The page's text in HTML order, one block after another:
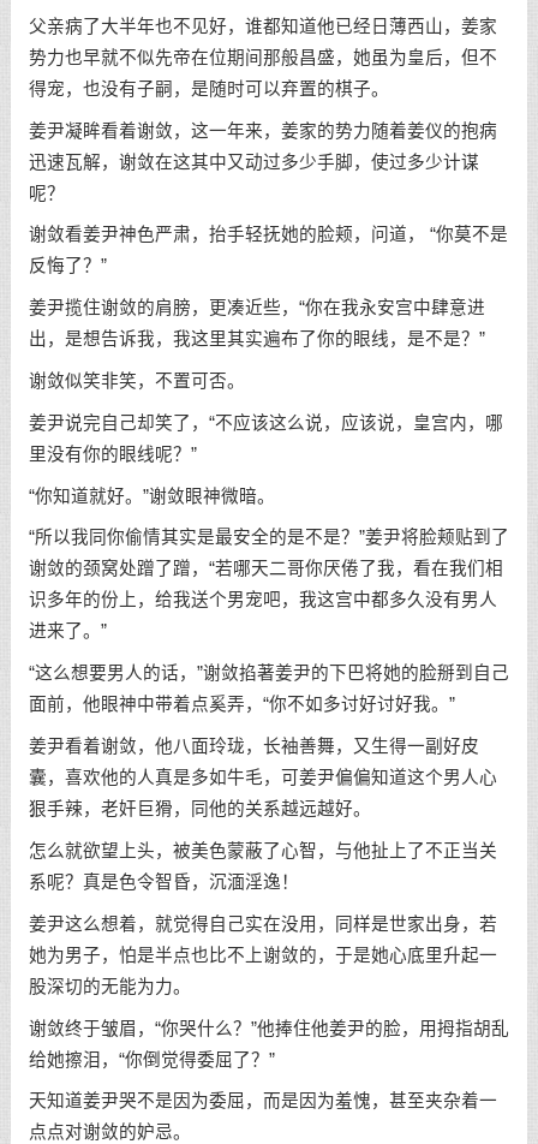
父亲病了大半年也不见好，谁都知道他已经日薄西山，姜家
势力也早就不似先帝在位期间那般昌盛，她虽为皇后，但不
得宠，也没有子嗣，是随时可以弃置的棋子。
姜尹凝眸看着谢敛，这一年来，姜家的势力随着姜仪的抱病
迅速瓦解，谢敛在这其中又动过多少手脚，使过多少计谋
呢？
谢敛看姜尹神色严肃，抬手轻抚她的脸颊，问道， “你莫不是
反悔了？”
姜尹揽住谢敛的肩膀，更凑近些，“你在我永安宫中肆意进
出，是想告诉我，我这里其实遍布了你的眼线，是不是？”
谢敛似笑非笑，不置可否。
姜尹说完自己却笑了，“不应该这么说，应该说，皇宫内，哪
里没有你的眼线呢？”
“你知道就好。”谢敛眼神微暗。
“所以我同你偷情其实是最安全的是不是？”姜尹将脸颊贴到了
谢敛的颈窝处蹭了蹭，“若哪天二哥你厌倦了我，看在我们相
识多年的份上，给我送个男宠吧，我这宫中都多久没有男人
进来了。”
“这么想要男人的话，”谢敛掐著姜尹的下巴将她的脸掰到自己
面前，他眼神中带着点奚弄，“你不如多讨好讨好我。”
姜尹看着谢敛，他八面玲珑，长袖善舞，又生得一副好皮
囊，喜欢他的人真是多如牛毛，可姜尹偏偏知道这个男人心
狠手辣，老奸巨猾，同他的关系越远越好。
怎么就欲望上头，被美色蒙蔽了心智，与他扯上了不正当关
系呢？真是色令智昏，沉湎淫逸！
姜尹这么想着，就觉得自己实在没用，同样是世家出身，若
她为男子，怕是半点也比不上谢敛的，于是她心底里升起一
股深切的无能为力。
谢敛终于皱眉，“你哭什么？”他捧住他姜尹的脸，用拇指胡乱
给她擦泪，“你倒觉得委屈了？”
天知道姜尹哭不是因为委屈，而是因为羞愧，甚至夹杂着一
点点对谢敛的妒忌。